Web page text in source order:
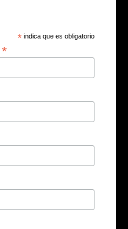
* indica que es obligatorio
*